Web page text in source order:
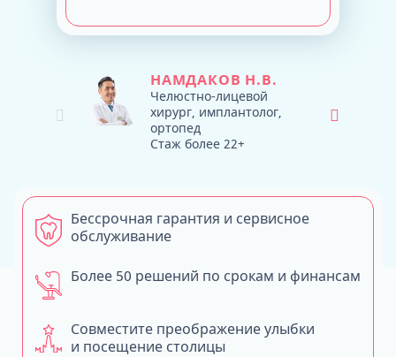
НАМДАКОВ Н.В.
Челюстно-лицевой
хирург, имплантолог,
ортопед
Стаж более 22+
Совместите преображение улыбки
и посещение столицы
Бессрочная гарантия и сервисное
обслуживание
Более 50 решений по срокам и финансам